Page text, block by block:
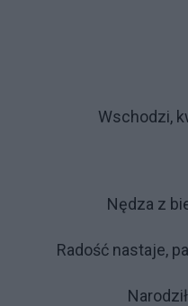
Wschodzi,
Nędza z
Radość nastaje,